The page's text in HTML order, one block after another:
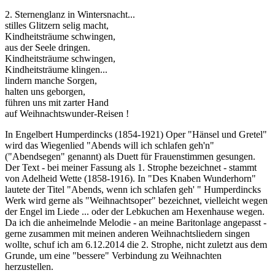
2. Sternenglanz in Wintersnacht...
stilles Glitzern selig macht,
Kindheitsträume schwingen,
aus der Seele dringen.
Kindheitsträume schwingen,
Kindheitsträume klingen...
lindern manche Sorgen,
halten uns geborgen,
führen uns mit zarter Hand
auf Weihnachtswunder-Reisen !
In Engelbert Humperdincks (1854-1921) Oper "Hänsel und Gretel"
wird das Wiegenlied "Abends will ich schlafen geh'n"
("Abendsegen" genannt) als Duett für Frauenstimmen gesungen.
Der Text - bei meiner Fassung als 1. Strophe bezeichnet - stammt
von Adelheid Wette (1858-1916). In "Des Knaben Wunderhorn"
lautete der Titel "Abends, wenn ich schlafen geh' " Humperdincks
Werk wird gerne als "Weihnachtsoper" bezeichnet, vielleicht wegen
der Engel im Liede ... oder der Lebkuchen am Hexenhause wegen.
Da ich die anheimelnde Melodie - an meine Baritonlage angepasst -
gerne zusammen mit meinen anderen Weihnachtsliedern singen
wollte, schuf ich am 6.12.2014 die 2. Strophe, nicht zuletzt aus dem
Grunde, um eine "bessere" Verbindung zu Weihnachten
herzustellen.